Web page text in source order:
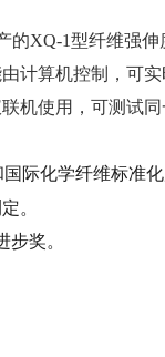
的XQ-1型纤维强
计算机控制，可
联机使用， 可测试
国际化学纤维标准化
。
奖。